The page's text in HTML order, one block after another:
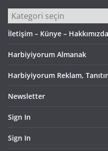
Kategoriler
İletişim – Künye – Hakkımızda
Harbiyiyorum Almanak
Harbiyiyorum Reklam,
Newsletter
Sign In
Sign In